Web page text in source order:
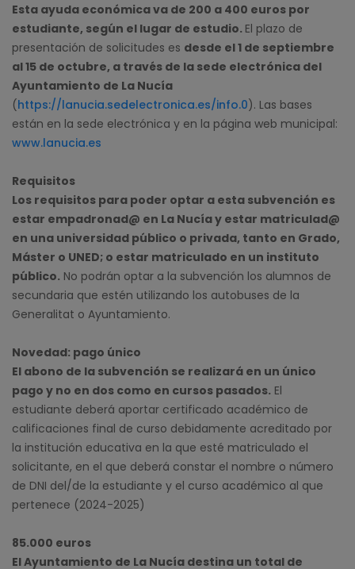
Esta ayuda económica va de 200 a 400 euros por
estudiante, según el lugar de estudio. El plazo de
presentación de solicitudes es desde el 1 de septiembre
al 15 de octubre, a través de la sede electrónica del
Ayuntamiento de La Nucía
(https://lanucia.sedelectronica.es/info.0). Las bases
están en la sede electrónica y en la página web municipal:
www.lanucia.es
Requisitos
Los requisitos para poder optar a esta subvención es
estar empadronad@ en La Nucía y estar matriculad@
en una universidad público o privada, tanto en Grado,
Máster o UNED; o estar matriculado en un instituto
público. No podrán optar a la subvención los alumnos de
secundaria que estén utilizando los autobuses de la
Generalitat o Ayuntamiento.
Novedad: pago único
El abono de la subvención se realizará en un único
pago y no en dos como en cursos pasados. El
estudiante deberá aportar certificado académico de
calificaciones final de curso debidamente acreditado por
la institución educativa en la que esté matriculado el
solicitante, en el que deberá constar el nombre o número
de DNI del/de la estudiante y el curso académico al que
pertenece (2024-2025)
85.000 euros
El Ayuntamiento de La Nucía destina un total de